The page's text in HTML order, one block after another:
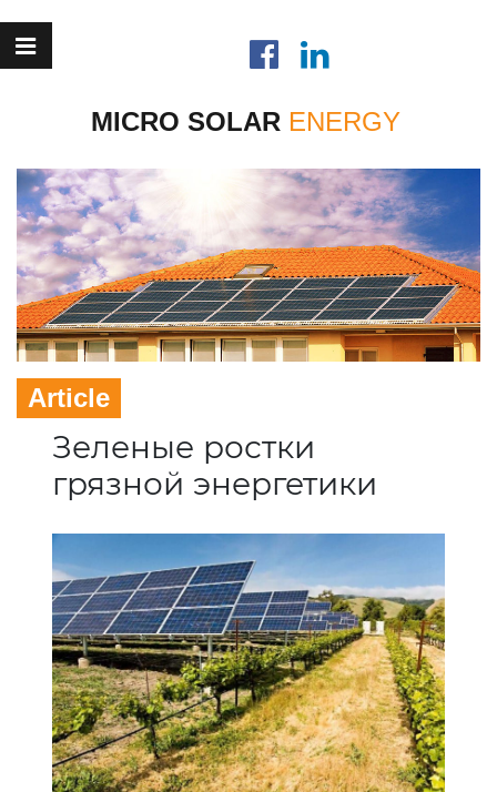
MICRO SOLAR
Article
Зеленые ростки
грязной энергетики